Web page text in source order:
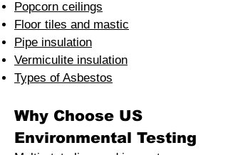
Popcorn ceilings
Floor tiles and mastic
Pipe insulation
Vermiculite insulation
Types of Asbestos
Why Choose US
Environmental Testing